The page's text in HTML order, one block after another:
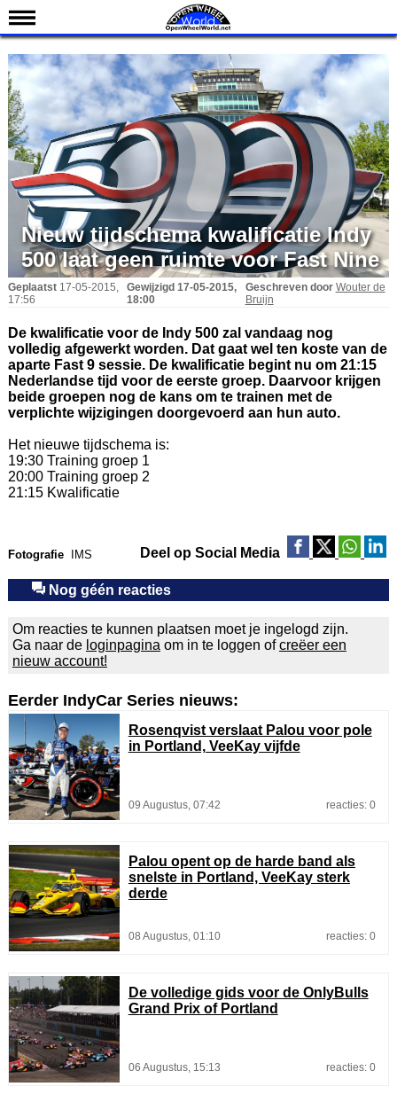
Nieuws
Kalender
Uitslagen
Standen
Coureurs
Teams
IndyCar 101
Indy 500
English
Nieuw tijdschema kwalificatie Indy
500 laat geen ruimte voor Fast Nine
Geplaatst 17-05-2015,
17:56
Gewijzigd 17-05-2015,
18:00
Geschreven door Wouter de
Bruijn
De kwalificatie voor de Indy 500 zal vandaag nog
volledig afgewerkt worden. Dat gaat wel ten koste van de
aparte Fast 9 sessie. De kwalificatie begint nu om 21:15
Nederlandse tijd voor de eerste groep. Daarvoor krijgen
beide groepen nog de kans om te trainen met de
verplichte wijzigingen doorgevoerd aan hun auto.
Het nieuwe tijdschema is:
19:30 Training groep 1
20:00 Training groep 2
21:15 Kwalificatie
Fotografie IMS Deel op Social Media
Nog géén reacties
Om reacties te kunnen plaatsen moet je ingelogd zijn.
Ga naar de loginpagina om in te loggen ofcreëer een
nieuw account!
Eerder IndyCar Series nieuws:
Rosenqvist verslaat Palou voor pole
in Portland, VeeKay vijfde
09 Augustus, 07:42 reacties: 0
Palou opent op de harde band als
snelste in Portland, VeeKay sterk
derde
08 Augustus, 01:10 reacties: 0
De volledige gids voor de OnlyBulls
Grand Prix of Portland
06 Augustus, 15:13 reacties: 0